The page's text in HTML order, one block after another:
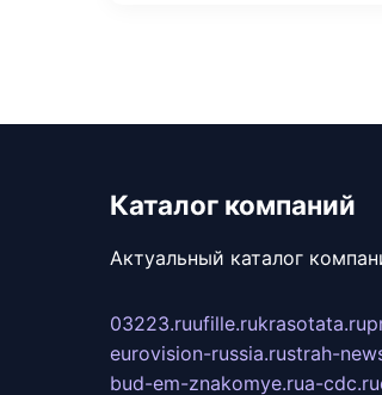
Каталог компаний
Актуальный каталог
03223.ruufille.rukrasotata.ru
eurovision-russia.rustrah-
bud-em-znakomye.rua-cdc.ru